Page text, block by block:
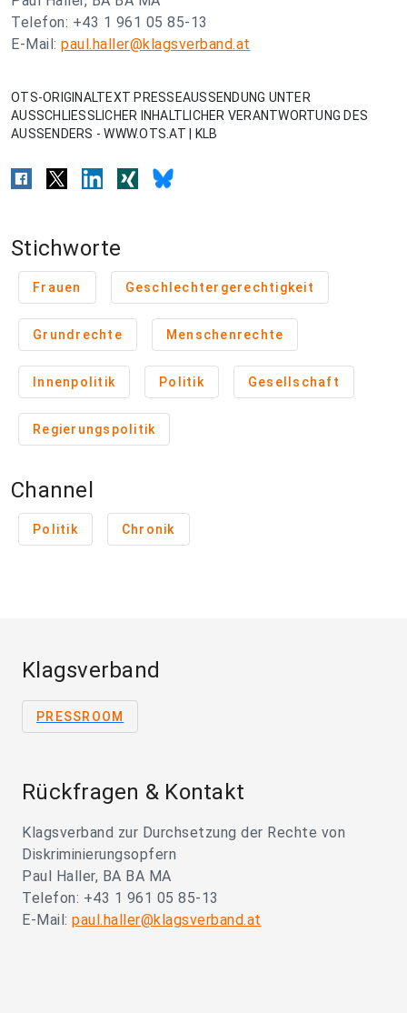
Telefon: +43 1 961 05 85-13
E-Mail: paul.haller@klagsverband.at
OTS-ORIGINALTEXT PRESSEAUSSENDUNG UNTER
AUSSCHLIESSLICHER INHALTLICHER VERANTWORTUNG DES
AUSSENDERS - WWW.OTS.AT | KLB
Stichworte
Frauen Geschlechtergerechtigkeit
Grundrechte Menschenrechte
Innenpolitik Politik Gesellschaft
Regierungspolitik
Channel
Politik Chronik
Klagsverband
PRESSROOM
Rückfragen & Kontakt
Klagsverband zur Durchsetzung der Rechte von
Diskriminierungsopfern
Paul Haller, BA BA MA
Telefon: +43 1 961 05 85-13
E-Mail: paul.haller@klagsverband.at